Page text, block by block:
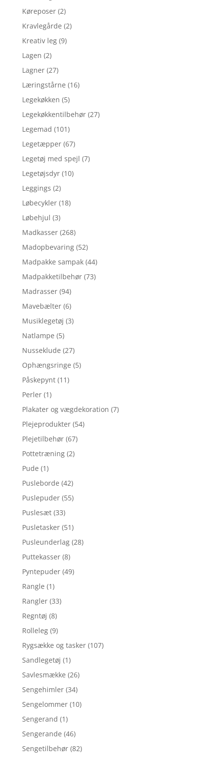
Køreposer (2)
Kravlegårde (2)
Kreativ leg (9)
Lagen (2)
Lagner (27)
Læringstårne (16)
Legekøkken (5)
Legekøkkentilbehør (27)
Legemad (101)
Legetæpper (67)
Legetøj med spejl (7)
Legetøjsdyr (10)
Leggings (2)
Løbecykler (18)
Løbehjul (3)
Madkasser (268)
Madopbevaring (52)
Madpakke sampak (44)
Madpakketilbehør (73)
Madrasser (94)
Mavebælter (6)
Musiklegetøj (3)
Natlampe (5)
Nusseklude (27)
Ophængsringe (5)
Påskepynt (11)
Perler (1)
Plakater og vægdekoration (7)
Plejeprodukter (54)
Plejetilbehør (67)
Pottetræning (2)
Pude (1)
Pusleborde (42)
Puslepuder (55)
Puslesæt (33)
Pusletasker (51)
Pusleunderlag (28)
Puttekasser (8)
Pyntepuder (49)
Rangle (1)
Rangler (33)
Regntøj (8)
Rolleleg (9)
Rygsække og tasker (107)
Sandlegetøj (1)
Savlesmække (26)
Sengehimler (34)
Sengelommer (10)
Sengerand (1)
Sengerande (46)
Sengetilbehør (82)